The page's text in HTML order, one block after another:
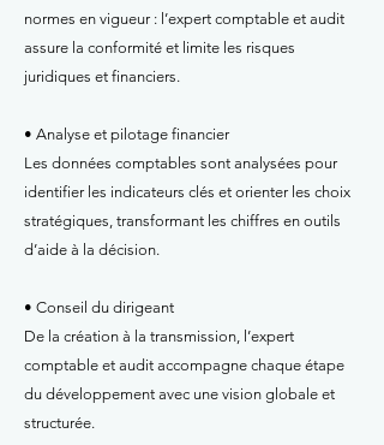
normes en vigueur : l’expert comptable et audit
assure la conformité et limite les risques
juridiques et financiers.
• Analyse et pilotage financier
Les données comptables sont analysées pour
identifier les indicateurs clés et orienter les choix
stratégiques, transformant les chiffres en outils
d’aide à la décision.
• Conseil du dirigeant
De la création à la transmission, l’expert
comptable et audit accompagne chaque étape
du développement avec une vision globale et
structurée.